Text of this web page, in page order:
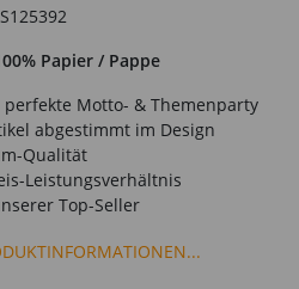
Papier / Pappe
perfekte Motto- & Themenparty
abgestimmt im Design
Qualität
Leistungsverhältnis
Top-Seller